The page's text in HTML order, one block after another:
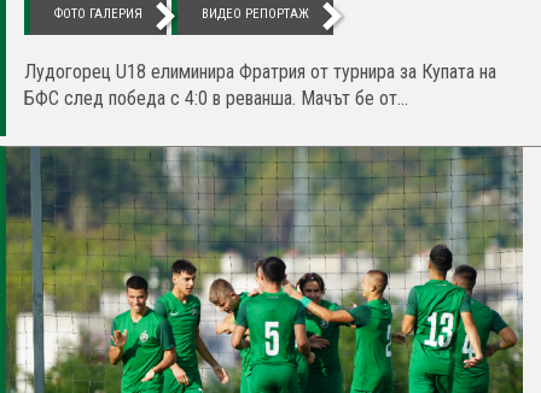
ФОТО ГАЛЕРИЯ ВИДЕО РЕПОРТАЖ
Лудогорец U18 елиминира Фратрия от турнира за Купата на
БФС след победа с 4:0 в реванша. Мачът бе от...